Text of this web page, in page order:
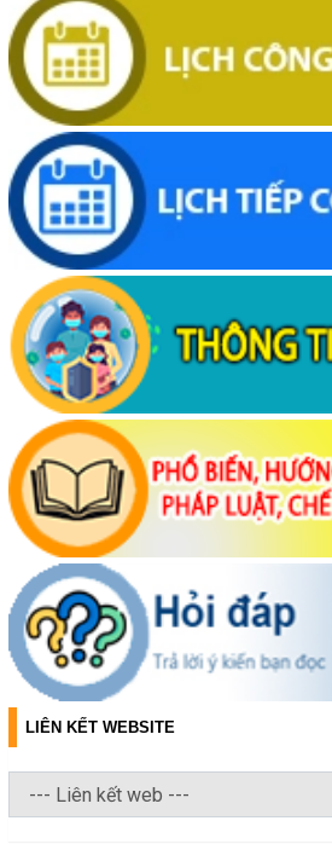
LIÊN KẾT WEBSITE